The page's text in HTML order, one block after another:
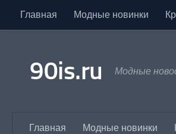
Skip to content
Главная Модные новинки
90is.ru Модные
Главная Модные новинки